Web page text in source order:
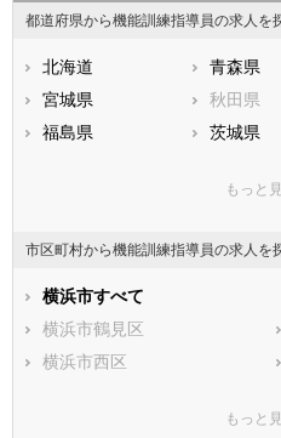
都道府県から機能訓練指導員の求人を
北海道 青森県
宮城県
秋田県
福島県
茨城県
神奈川県
石川県
福井県
静岡県
滋賀県
兵庫県
山口県
もっと
市区町村から機能訓練指導員の求人を
横浜市すべて
横浜市鶴見区
横浜市西区
もっと